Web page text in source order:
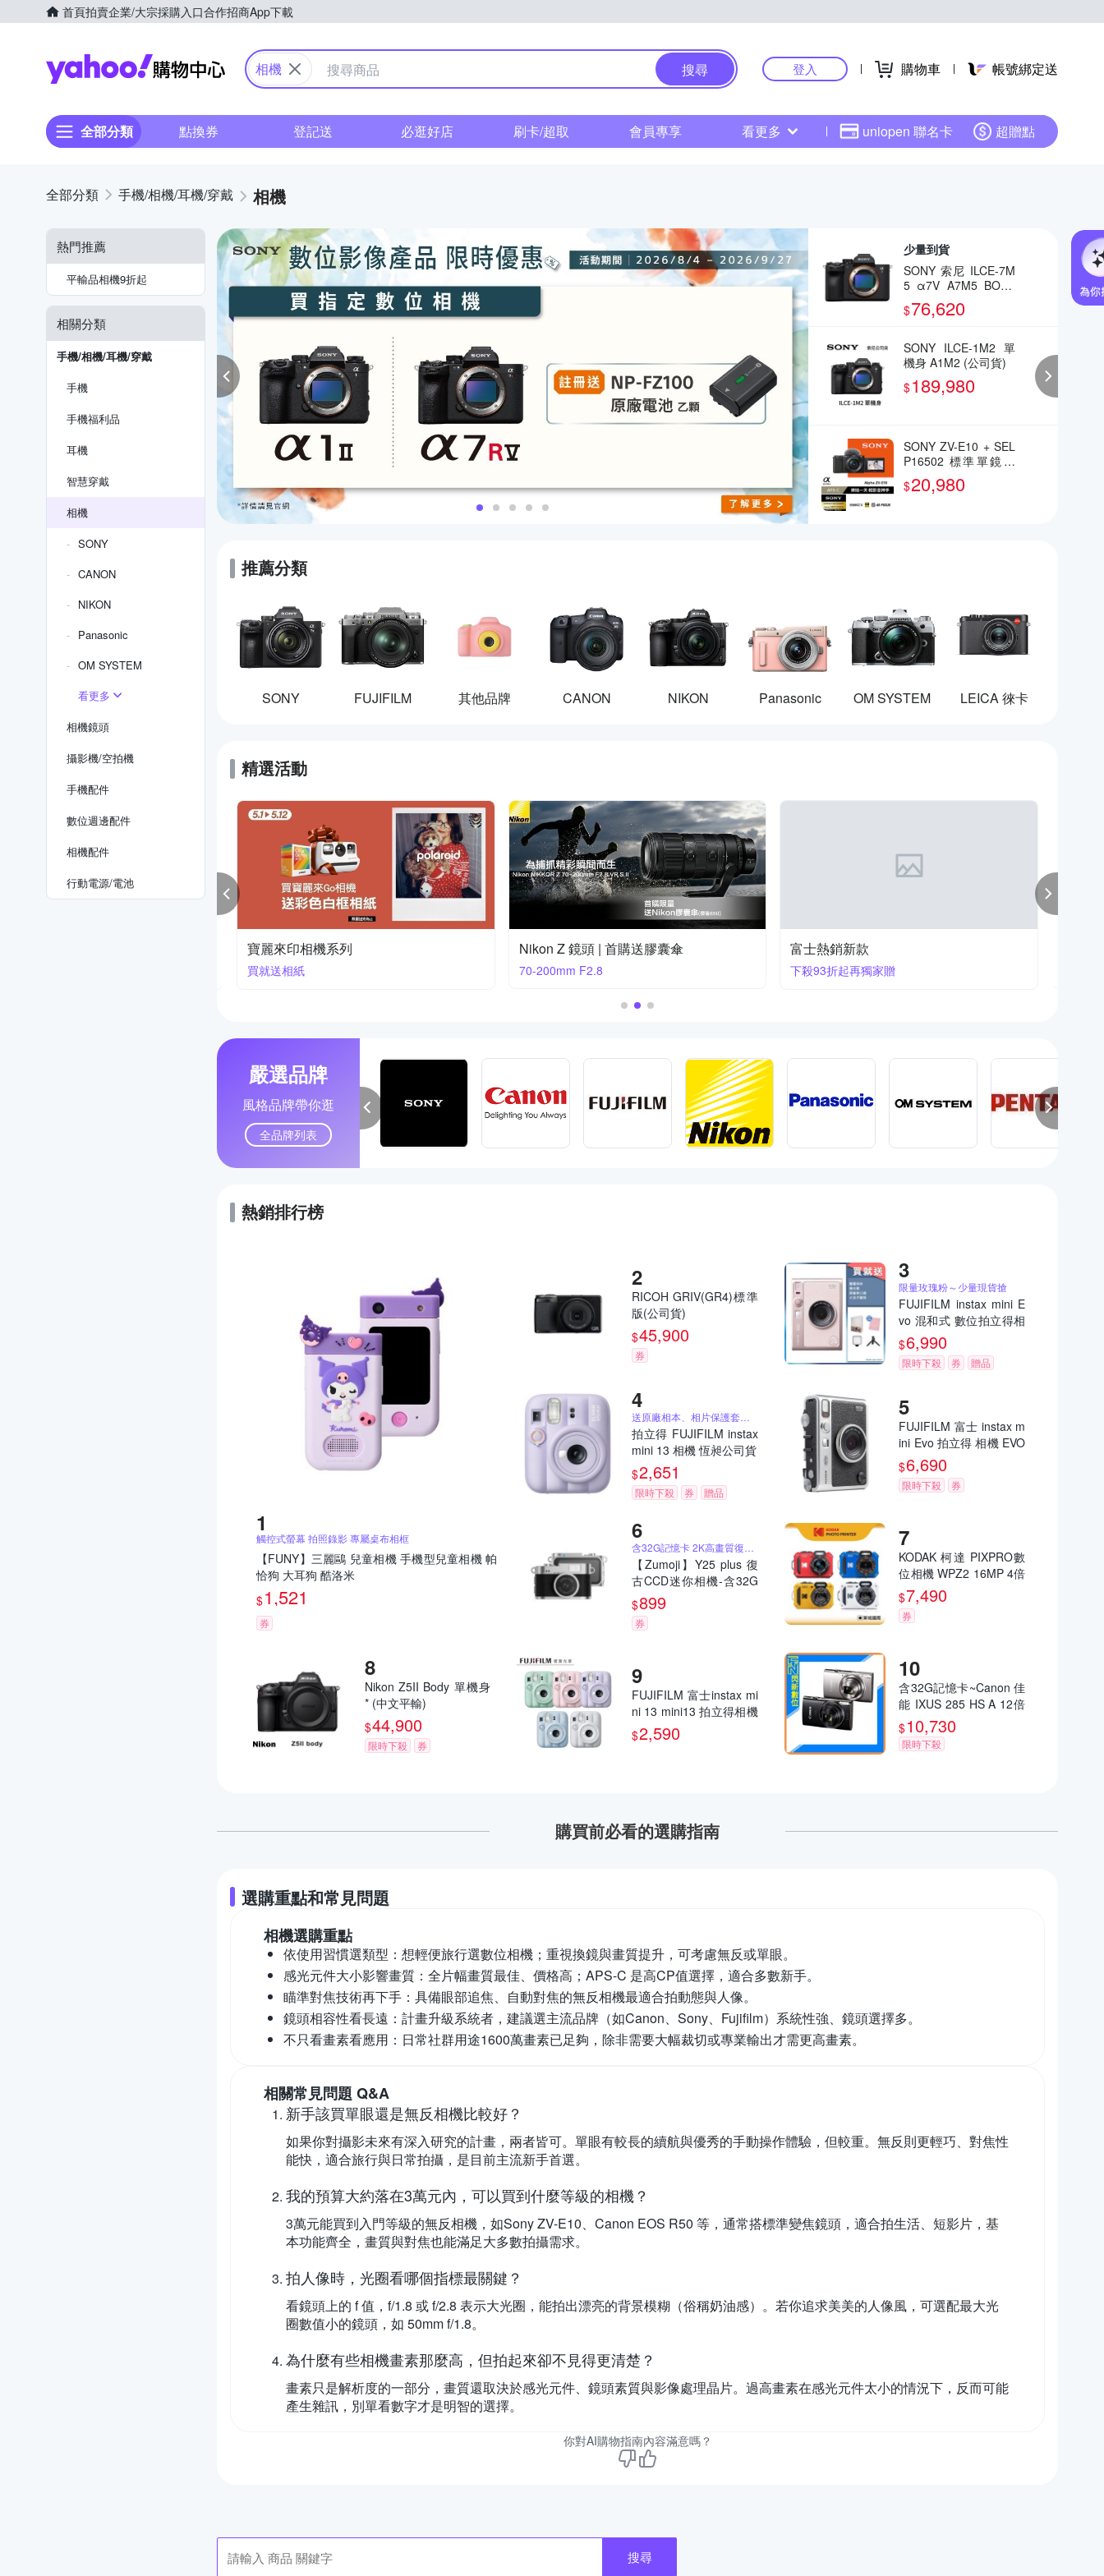
首頁拍賣企業/大宗採購入口合作招商App下載
Yahoo購物中心
相機 搜尋 登入 購物車 帳號綁定送
全部分類 點換券 登記送 必逛好店 刷卡/超取 會員專享 看更多 uniopen 聯名卡 超贈點
手機/相機/耳機/穿戴 相機
熱門推薦
平輸品相機9折起
相關分類
手機/相機/耳機/穿戴
手機
手機福利品
耳機
智慧穿戴
相機
SONY
CANON
NIKON
Panasonic
OM SYSTEM
看更多
相機鏡頭
攝影機/空拍機
手機配件
數位週邊配件
相機配件
行動電源/電池
少量到貨
SONY 索尼 ILCE-7M
5 α7V A7M5 BODY
全片幅相機(公司貨)
$76,620
SONY ILCE-1M2 單
機身 A1M2 (公司貨)
$189,980
SONY ZV-E10 + SEL
P16502 標準單鏡組
(公司貨)
$20,980
推薦分類
SONY FUJIFILM 其他品牌 CANON NIKON Panasonic OM SYSTEM LEICA 徠卡
精選活動
寶麗來印相機系列
買就送相紙
Nikon Z 鏡頭 | 首購送膠囊傘
70-200mm F2.8
富士熱銷新款
下殺93折起再獨家贈
嚴選品牌
風格品牌帶你逛
全品牌列表
熱銷排行榜
觸控式螢幕 拍照錄影 專屬桌布相框
【FUNY】三麗鷗 兒童相機 手機型兒童相機 帕
恰狗 大耳狗 酷洛米
$1,521
券
RICOH GRIV(GR4)標準
版(公司貨)
$45,900
券
限量玫瑰粉～少量現貨搶
FUJIFILM instax mini E
vo 混和式 數位拍立得相
機 公司貨 EVO 玫瑰粉
$6,990
限時下殺 券 贈品
送原廠相本、相片保護套、原廠束口袋
拍立得 FUJIFILM instax
mini 13 相機 恆昶公司貨
$2,651
限時下殺 券 贈品
FUJIFILM 富士 instax m
ini Evo 拍立得 相機 EVO
公司貨
$6,690
限時下殺 券
含32G記憶卡 2K高畫質復古小相機
【Zumoji】Y25 plus 復
古CCD迷你相機-含32G
記憶卡｜2k畫質 大螢幕
網紅推薦款 穿搭配件 聖
誕禮物
$899
券
KODAK 柯達 PIXPRO數
位相機 WPZ2 16MP 4倍
光學變焦 防水數位相機
公司貨
$7,490
券
Nikon Z5II Body 單機身
* (中文平輸)
$44,900
限時下殺 券
FUJIFILM 富士instax mi
ni 13 mini13 拍立得相機
馬上看相機 恆昶公司貨
$2,590
含32G記憶卡~Canon 佳
能 IXUS 285 HS A 12倍
變焦 數位相機(285HS,
公司貨)
$10,730
限時下殺
購買前必看的選購指南
選購重點和常見問題
相機選購重點
依使用習慣選類型： 想輕便旅行選數位相機；重視換鏡與畫質提升，可考慮無反或單眼。
感光元件大小影響畫質： 全片幅畫質最佳、價格高；APS-C 是高CP值選擇，適合多數新手。
瞄準對焦技術再下手： 具備眼部追焦、自動對焦的無反相機最適合拍動態與人像。
鏡頭相容性看長遠： 計畫升級系統者，建議選主流品牌（如Canon、Sony、Fujifilm）系統性強、鏡頭選擇多。
不只看畫素看應用： 日常社群用途1600萬畫素已足夠，除非需要大幅裁切或專業輸出才需更高畫素。
相關常見問題 Q&A
新手該買單眼還是無反相機比較好？
如果你對攝影未來有深入研究的計畫，兩者皆可。單眼有較長的續航與優秀的手動操作體驗，但較重。無反則更輕巧、對焦性
能快，適合旅行與日常拍攝，是目前主流新手首選。
我的預算大約落在3萬元內，可以買到什麼等級的相機？
3萬元能買到入門等級的無反相機，如Sony ZV-E10、Canon EOS R50 等，通常搭標準變焦鏡頭，適合拍生活、短影片，基
本功能齊全，畫質與對焦也能滿足大多數拍攝需求。
拍人像時，光圈看哪個指標最關鍵？
看鏡頭上的 f 值，f/1.8 或 f/2.8 表示大光圈，能拍出漂亮的背景模糊（俗稱奶油感）。若你追求美美的人像風，可選配最大光
圈數值小的鏡頭，如 50mm f/1.8。
為什麼有些相機畫素那麼高，但拍起來卻不見得更清楚？
畫素只是解析度的一部分，畫質還取決於感光元件、鏡頭素質與影像處理晶片。過高畫素在感光元件太小的情況下，反而可能
產生雜訊，別單看數字才是明智的選擇。
你對AI購物指南內容滿意嗎？
搜尋